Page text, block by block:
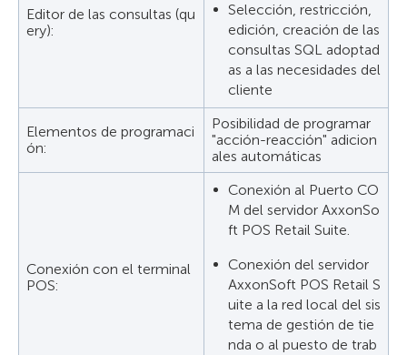
Editor de las consultas (qu
ery):
Selección, restricción,
edición, creación de las
consultas SQL adoptad
as a las necesidades del
cliente
Elementos de programaci
ón:
Posibilidad de programar
"acción-reacción" adicion
ales automáticas
Conexión con el terminal
POS:
Conexión al Puerto CO
M del servidor AxxonSo
ft POS Retail Suite.
Conexión del servidor
AxxonSoft POS Retail S
uite a la red local del sis
tema de gestión de tie
nda o al puesto de trab